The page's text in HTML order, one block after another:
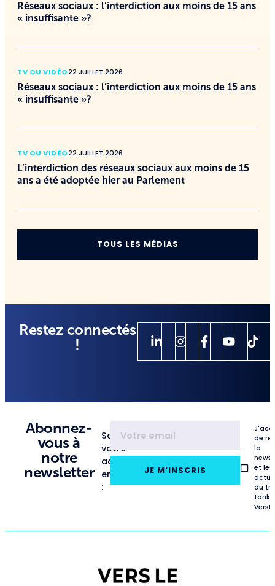
Réseaux sociaux : l’interdiction aux moins de 15 ans
« insuffisante »?
TV OU VIDÉO22 JUILLET 2026
Réseaux sociaux : l’interdiction aux moins de 15 ans
« insuffisante »?
TV OU VIDÉO22 JUILLET 2026
L’interdiction des réseaux sociaux aux moins de 15
ans a été adoptée hier au Parlement
TOUS LES MÉDIAS
Restez connectés
!
Abonnez-
vous à
notre
newsletter
Saisissez
votre
adresse
email
:
JE M'INSCRIS
de
la
et les
du
tank